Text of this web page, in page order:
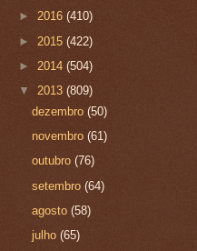
► 2016 (410)
► 2015 (422)
► 2014 (504)
▼ 2013 (809)
dezembro(50)
novembro(61)
outubro(76)
setembro(64)
agosto(58)
julho(65)